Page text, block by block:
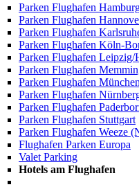
Parken Flughafen
Parken Flughafen
Parken Flughafen
Parken Flughafen Köln-
Parken Flughafen Leipzig/
Parken Flughafen
Parken Flughafen München
Parken Flughafen
Parken Flughafen
Parken Flughafen Stuttgart
Parken Flughafen Weeze
Flughafen Parken Europa
Valet Parking
Hotels am Flughafen